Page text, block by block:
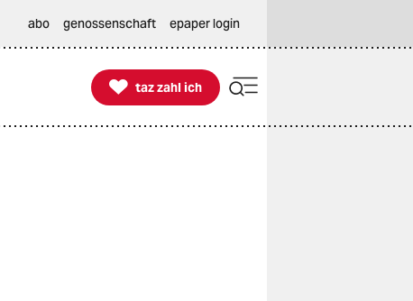
abo genossenschaft epaper login

taz zahl ich
taz zahl ich